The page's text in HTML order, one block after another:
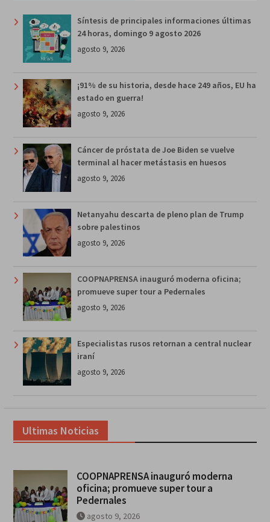
Síntesis de principales informaciones últimas
24 horas, domingo 9 agosto 2026
agosto 9, 2026
¡91% de su historia, desde hace 249 años, EU ha
estado en guerra!
agosto 9, 2026
Cáncer de próstata de Joe Biden se vuelve
terminal al hacer metástasis en huesos
agosto 9, 2026
Netanyahu descarta de pleno plan de Trump
sobre palestinos
agosto 9, 2026
COOPNAPRENSA inauguró moderna oficina;
promueve super tour a Pedernales
agosto 9, 2026
Especialistas rusos retornan a central nuclear
iraní
agosto 9, 2026
Ultimas Noticias
COOPNAPRENSA inauguró moderna
oficina; promueve super tour a
Pedernales
agosto 9, 2026